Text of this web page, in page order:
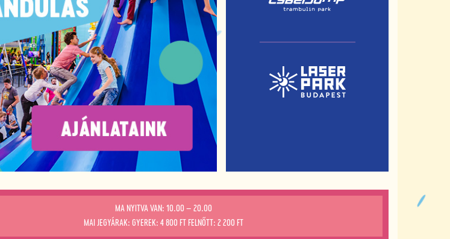
MA NYITVA VAN: 10.00 – 20.00
MAI JEGYÁRAK: GYEREK: 4 800 FT FELNŐTT: 2 200 FT